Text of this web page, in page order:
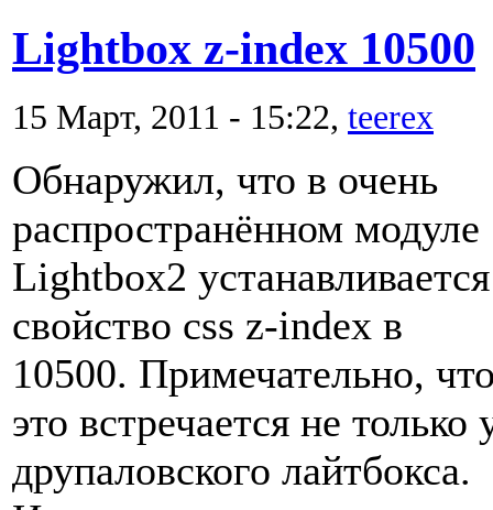
Lightbox z-index 10500
15 Март, 2011 - 15:22, teerex
Обнаружил, что в очень
распространённом модуле
Lightbox2 устанавливается
свойство css z-index в
10500. Примечательно,
это встречается не только
друпаловского лайтбокса.